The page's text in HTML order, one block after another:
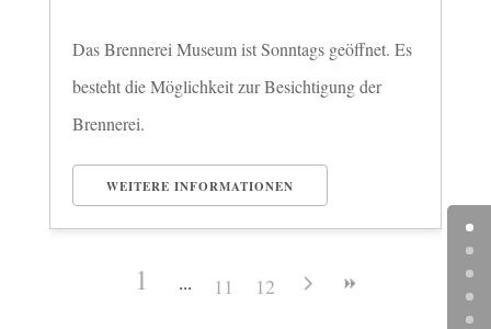
Das Brennerei Museum ist Sonntags geöffnet. Es
besteht die Möglichkeit zur Besichtigung der
Brennerei.
WEITERE INFORMATIONEN
1 11 12